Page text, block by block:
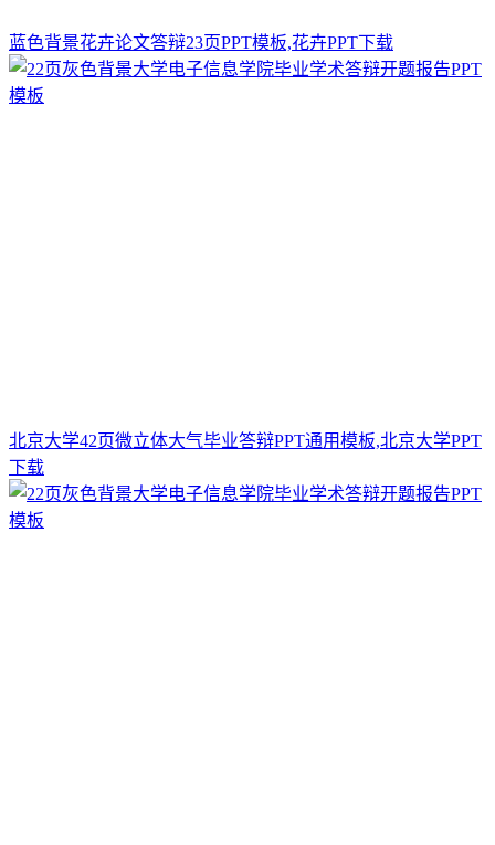
蓝色背景花卉论文答辩23页PPT模板,花卉PPT下载
北京大学42页微立体大气毕业答辩PPT通用模板,北京大学PPT
下载